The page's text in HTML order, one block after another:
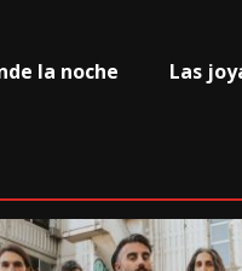
la noche
Las